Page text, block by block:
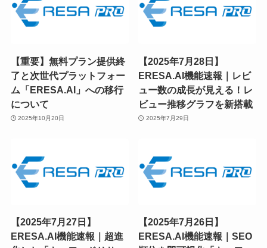
【重要】無料プラン提供終
了と次世代プラットフォー
ム「ERESA.AI」への移行
について
2025年10月20日
【2025年7月28日】
ERESA.AI機能速報｜レビ
ュー数の成長が見える！レ
ビュー推移グラフを新搭載
2025年7月29日
【2025年7月27日】
ERESA.AI機能速報｜超進
【2025年7月26日】
ERESA.AI機能速報｜SEO